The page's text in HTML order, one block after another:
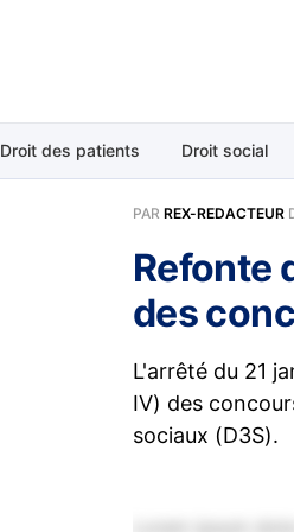
Droit des patients Droit social
PAR REX-REDACTEUR
Refonte
des
L'arrêté du 21
IV) des
sociaux (D3S).
Lorem ipsum